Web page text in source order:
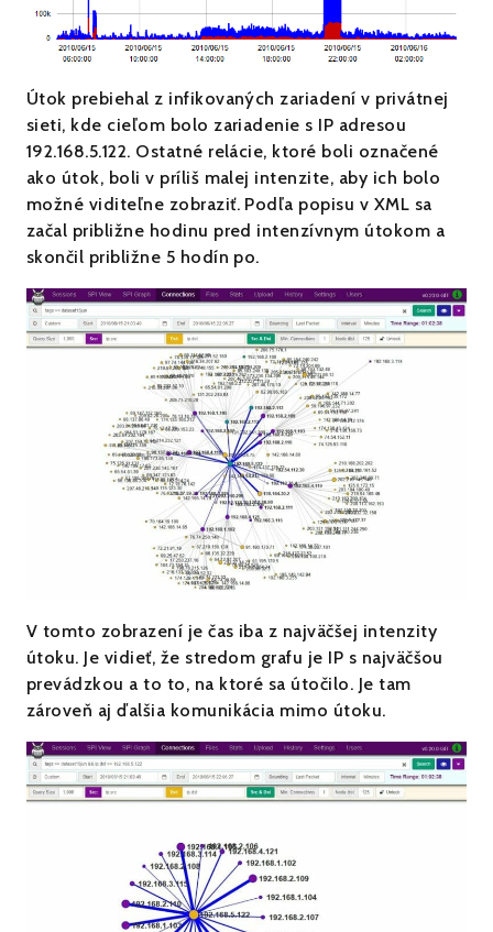
Útok prebiehal z infikovaných zariadení v privátnej
sieti, kde cieľom bolo zariadenie s IP adresou
192.168.5.122. Ostatné relácie, ktoré boli označené
ako útok, boli v príliš malej intenzite, aby ich bolo
možné viditeľne zobraziť. Podľa popisu v XML sa
začal približne hodinu pred intenzívnym útokom a
skončil približne 5 hodín po.
V tomto zobrazení je čas iba z najväčšej intenzity
útoku. Je vidieť, že stredom grafu je IP s najväčšou
prevádzkou a to to, na ktoré sa útočilo. Je tam
zároveň aj ďalšia komunikácia mimo útoku.